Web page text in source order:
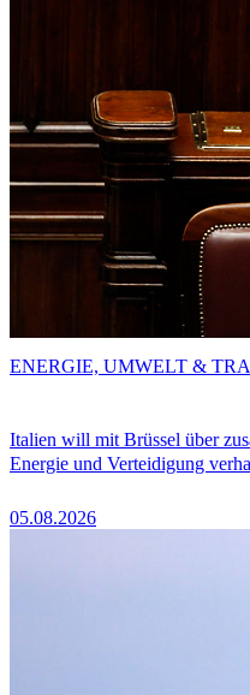
Italien will mit Brüssel über
Energie und Verteidigung
05.08.2026
ENERGIE, UMWELT &